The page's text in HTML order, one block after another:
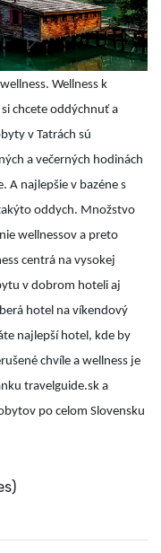
Wellness k
chcete oddýchnuť a
v Tatrách sú
a večerných hodinách
A najlepšie v bazéne s
oddych. Množstvo
wellnessov a preto
centrá na vysokej
v dobrom hoteli aj
hotel na víkendový
najlepší hotel, kde by
chvíle a wellness je
travelguide.sk a
po celom Slovensku